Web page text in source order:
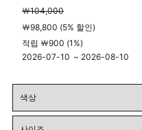
￦104,000
￦98,800 (5% 할인)
적립 ￦900 (1%)
2026-07-10 ~ 2026-08-10